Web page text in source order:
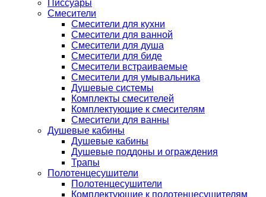
Писсуары
Смесители
Смесители для кухни
Смесители для ванной
Смесители для душа
Смесители для биде
Смесители встраиваемые
Смесители для умывальника
Душевые системы
Комплекты смесителей
Комплектующие к смесителям
Смесители для ванны
Душевые кабины
Душевые кабины
Душевые поддоны и ограждения
Трапы
Полотенцесушители
Полотенцесушители
Комплектующие к полотенцесушителям